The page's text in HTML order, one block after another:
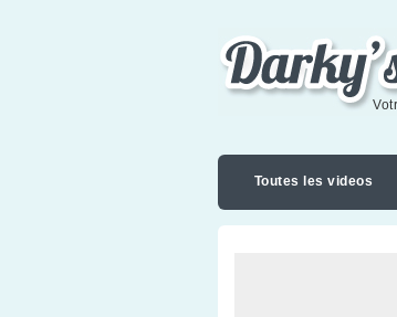
Darky's
Toutes les videos